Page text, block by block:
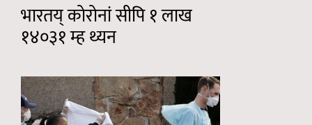
भारतय् कोरोनां सीपि १ लाख
१४०३१ म्ह थ्यन